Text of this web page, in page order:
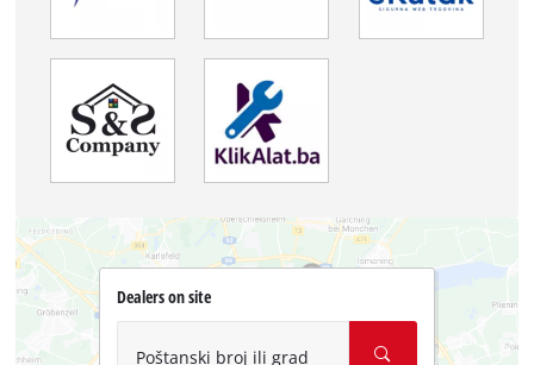
Dealers on site
Poštanski broj ili grad